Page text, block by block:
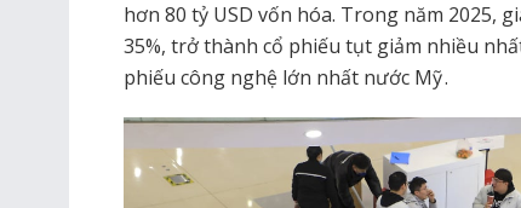
hơn 80 tỷ USD vốn hóa. Trong năm 2025,
35%, trở thành cổ phiếu tụt giảm nhiều
phiếu công nghệ lớn nhất nước Mỹ .